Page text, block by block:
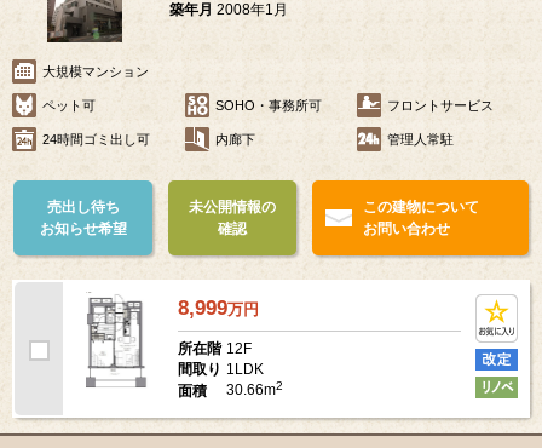
築年月 2008年1月
大規模マンション
ペット可 SOHO・事務所可 フロントサービス
24時間ゴミ出し可 内廊下 管理人常駐
売出し待ち
お知らせ希望
未公開情報の
確認
この建物について
お問い合わせ
8,999万円
所在階 12F
間取り 1LDK
面積
30.66m2